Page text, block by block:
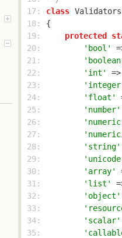
17:
class Validators
18:
19:
protected
20:
'bool'
21:
22:
'int'
23:
24:
'float'
25:
'number'
26:
27:
28:
'string'
29:
30:
'array'
31:
'list'
32:
'object'
33:
34:
'scalar'
35: